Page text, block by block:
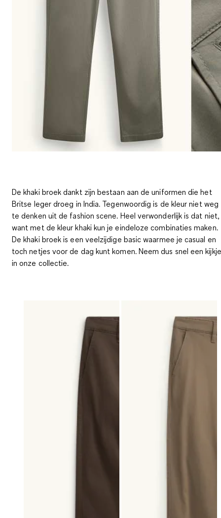
De khaki broek dankt zijn bestaan aan de uniformen die het
Britse leger droeg in India. Tegenwoordig is de kleur niet weg
te denken uit de fashion scene. Heel verwonderlijk is dat niet,
want met de kleur khaki kun je eindeloze combinaties maken.
De khaki broek is een veelzijdige basic waarmee je casual en
toch netjes voor de dag kunt komen. Neem dus snel een kijkje
in onze collectie.